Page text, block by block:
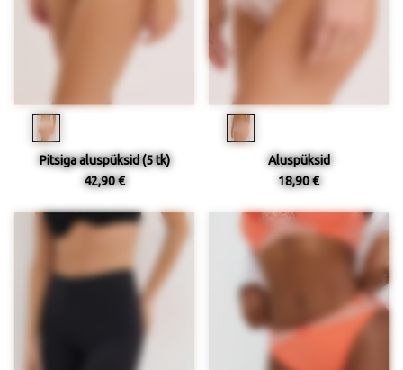
Pitsiga aluspüksid (5 tk)
42,90 €
Aluspüksid
18,90 €